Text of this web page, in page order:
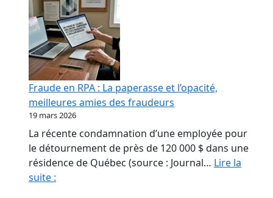
Fraude en RPA : La paperasse et l’opacité,
meilleures amies des fraudeurs
19 mars 2026
La récente condamnation d’une employée pour
le détournement de près de 120 000 $ dans une
résidence de Québec (source : Journal… Lire la
suite :